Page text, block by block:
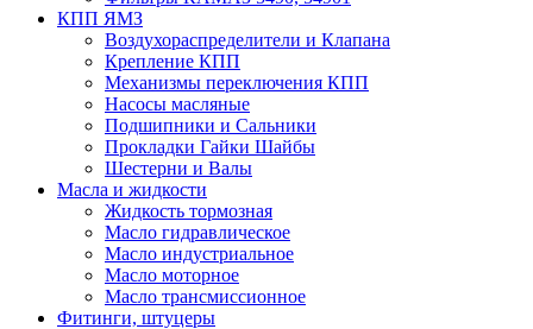
КПП ЯМЗ
Воздухораспределители и Клапана
Крепление КПП
Механизмы переключения КПП
Насосы масляные
Подшипники и Сальники
Прокладки Гайки Шайбы
Шестерни и Валы
Масла и жидкости
Жидкость тормозная
Масло гидравлическое
Масло индустриальное
Масло моторное
Масло трансмиссионное
Фитинги, штуцеры